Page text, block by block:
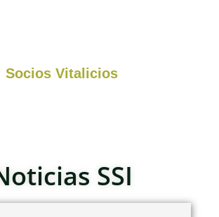
Socios Vitalicios
SSI